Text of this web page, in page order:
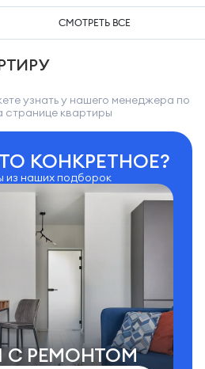
СМОТРЕТЬ ВСЕ
узнать у нашего менеджера по
странице квартиры
КОНКРЕТНОЕ?
из наших подборок
C РЕМОНТОМ